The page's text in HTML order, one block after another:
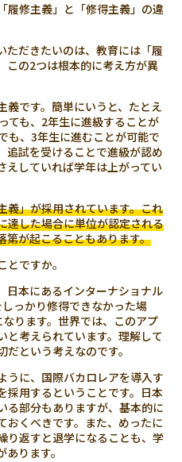
履修主義」と「修得主義」の違
ただきたいのは、教育には「履
この2つは根本的に考え方が異
義です。簡単にいうと、たとえ
ても、2年生に進級することが
も、3年生に進むことが可能で
追試を受けることで進級が認め
えしていれば学年は上がってい
義」が採用されています。これ
達した場合に単位が認定される
第が起こることもあります。
ですか。
日本にあるインターナショナル
っかり修得できなかった場
ります。世界では、このアプ
と考えられています。理解して
という考えなのです。
うに、国際バカロレアを導入す
採用するということです。日本
る部分もありますが、基本的に
おくべきです。また、めったに
り返すと退学になることも、学
ります。